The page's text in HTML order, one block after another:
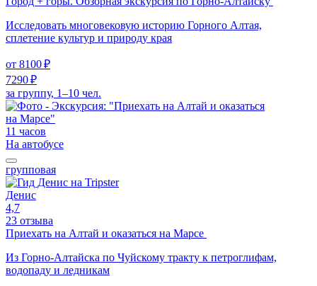
Исследовать многовековую историю Горного Алтая,
сплетение культур и природу края
от 8100 ₽
7290 ₽
за группу, 1–10 чел.
11 часов
На автобусе
групповая
Денис
4,7
23 отзыва
Приехать на Алтай и оказаться на Марсе
Из Горно-Алтайска по Чуйскому тракту к петроглифам,
водопаду и ледникам